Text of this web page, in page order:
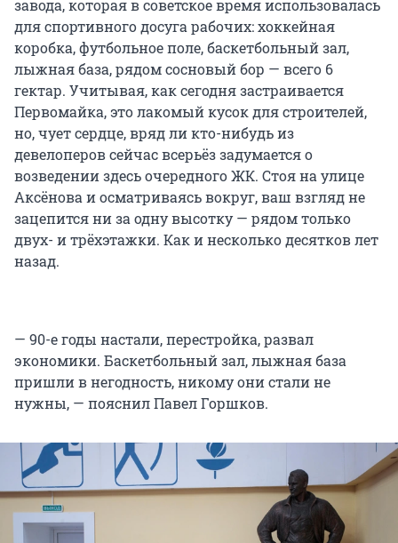
завода, которая в советское время использовалась
для спортивного досуга рабочих: хоккейная
коробка, футбольное поле, баскетбольный зал,
лыжная база, рядом сосновый бор — всего 6
гектар. Учитывая, как сегодня застраивается
Первомайка, это лакомый кусок для строителей,
но, чует сердце, вряд ли кто-нибудь из
девелоперов сейчас всерьёз задумается о
возведении здесь очередного ЖК. Стоя на улице
Аксёнова и осматриваясь вокруг, ваш взгляд не
зацепится ни за одну высотку — рядом только
двух- и трёхэтажки. Как и несколько десятков лет
назад.
— 90-е годы настали, перестройка, развал
экономики. Баскетбольный зал, лыжная база
пришли в негодность, никому они стали не
нужны, — пояснил Павел Горшков.